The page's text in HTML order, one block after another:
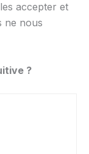
accepter et
ne nous
?